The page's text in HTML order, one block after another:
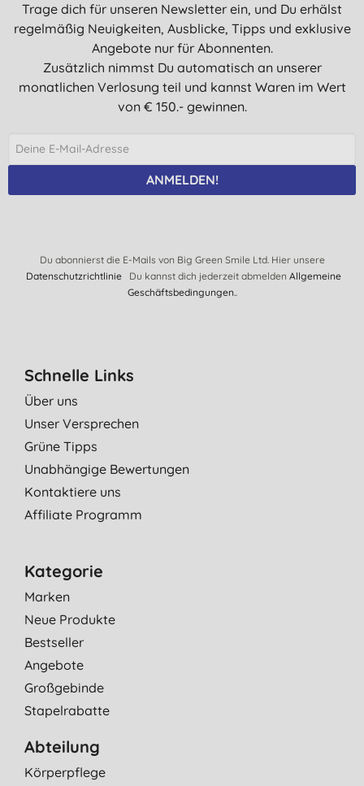
Trage dich für unseren Newsletter ein, und Du erhälst
regelmäßig Neuigkeiten, Ausblicke, Tipps und exklusive
Angebote nur für Abonnenten.
Zusätzlich nimmst Du automatisch an unserer
monatlichen Verlosung teil und kannst Waren im Wert
von € 150.- gewinnen.
ANMELDEN!
Du abonnierst die E-Mails von Big Green Smile Ltd. Hier unsere
DatenschutzrichtlinieDu kannst dich jederzeit abmelden Allgemeine
Geschäftsbedingungen..
Schnelle Links
Über uns
Unser Versprechen
Grüne Tipps
Unabhängige Bewertungen
Kontaktiere uns
Affiliate Programm
Kategorie
Marken
Neue Produkte
Bestseller
Angebote
Großgebinde
Stapelrabatte
Abteilung
Körperpflege